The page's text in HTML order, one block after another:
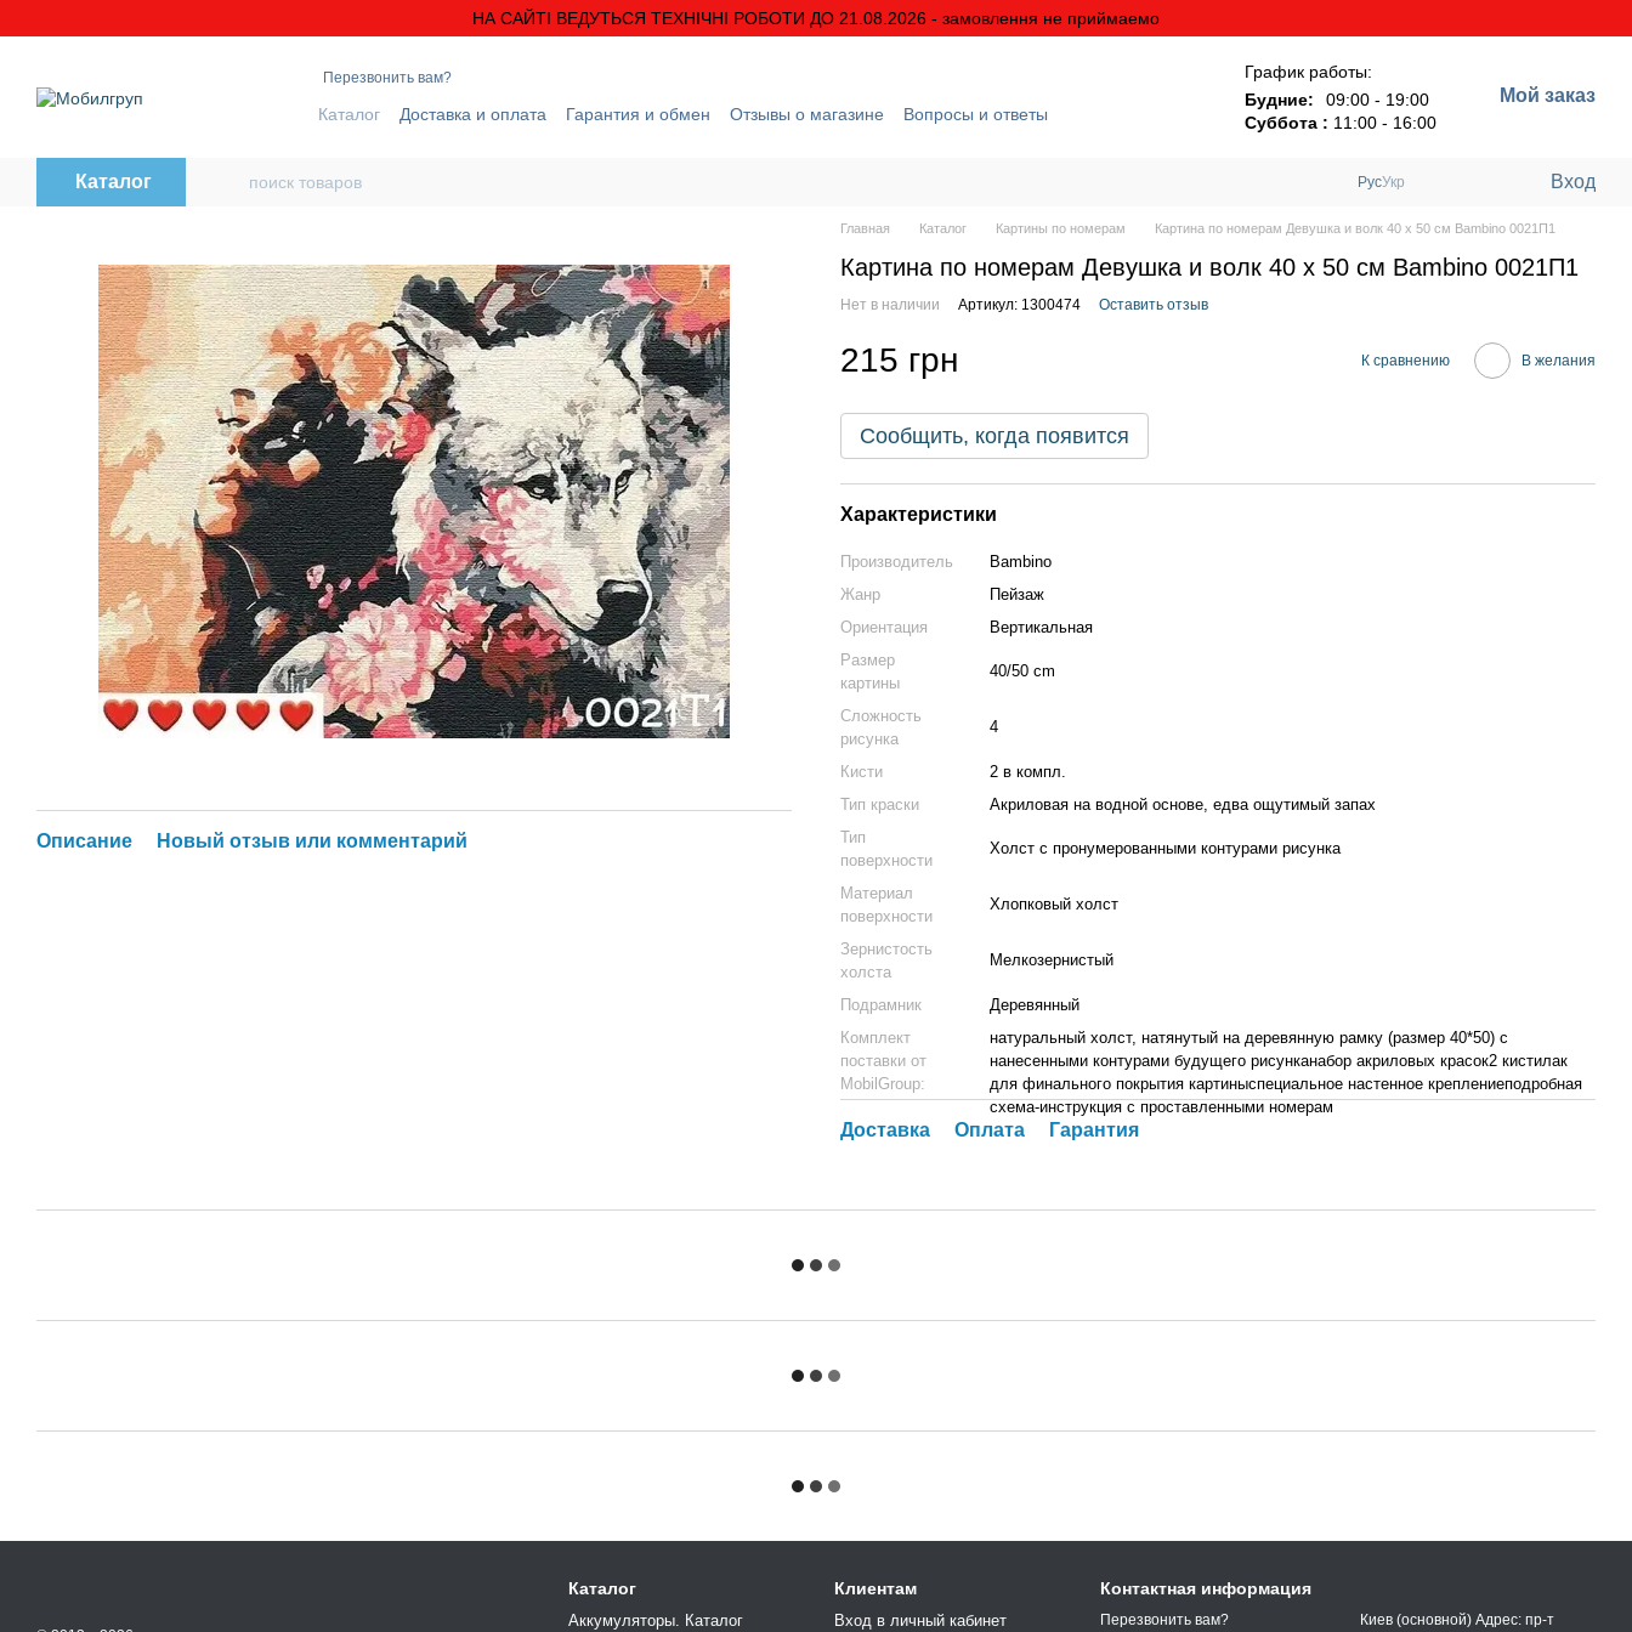
НА САЙТІ ВЕДУТЬСЯ ТЕХНІЧНІ РОБОТИ ДО 21.08.2026 - замовлення не приймаемо
Перезвонить вам?
Каталог Доставка и оплата Гарантия и обмен Отзывы о магазине
Вопросы и ответы
График работы:
Будние:
09:00 - 19:00
Суббота : 11:00 - 16:00
Мой заказ
Каталог РусУкр Вход
Описание Новый отзыв или комментарий
Главная Каталог Картины по номерам Картина по номерам Девушка и волк 40 х 50 см Bambino 0021П1
Картина по номерам Девушка и волк 40 х 50 см Bambino 0021П1
Нет в наличии Артикул: 1300474 Оставить отзыв
215 грн К сравнению В желания
Сообщить, когда появится
Характеристики
Производитель
Bambino
Жанр
Пейзаж
Ориентация
Вертикальная
Размер
картины
40/50 cm
Сложность
рисунка
4
Кисти
2 в компл.
Тип краски
Акриловая на водной основе, едва ощутимый запах
Тип
поверхности
Холст с пронумерованными контурами рисунка
Материал
поверхности
Хлопковый холст
Зернистость
холста
Мелкозернистый
Подрамник
Деревянный
Комплект
поставки от
MobilGroup:
натуральный холст, натянутый на деревянную рамку (размер 40*50) с
нанесенными контурами будущего рисунканабор акриловых красок2 кистилак
для финального покрытия картиныспециальное настенное креплениеподробная
схема-инструкция с проставленными номерам
Доставка Оплата Гарантия
Каталог
Аккумуляторы. Каталог
Клиентам
Вход в личный кабинет
Контактная информация
Перезвонить вам?
Киев (основной) Адрес: пр-т